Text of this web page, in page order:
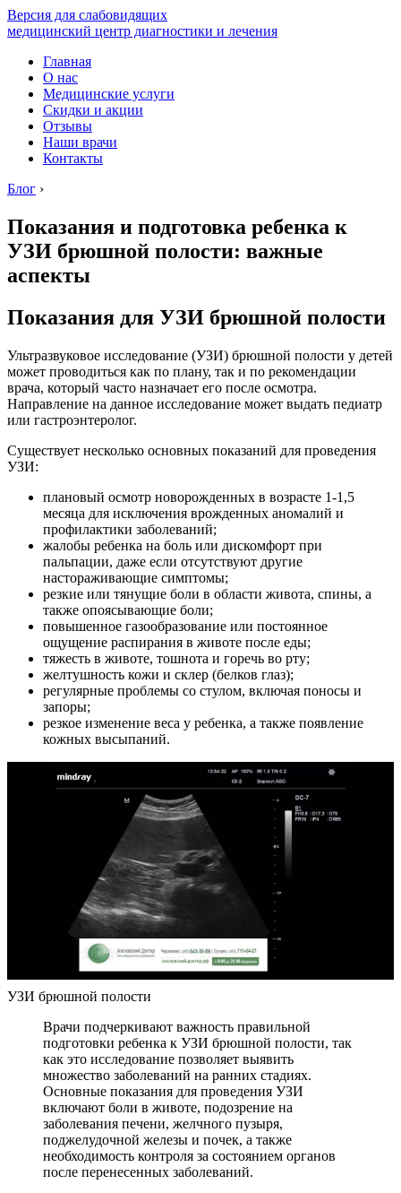
Версия для слабовидящих
медицинский центр диагностики и лечения
Главная
О нас
Медицинские услуги
Скидки и акции
Отзывы
Наши врачи
Контакты
Блог ›
Показания и подготовка ребенка к
УЗИ брюшной полости: важные
аспекты
Показания для УЗИ брюшной полости
Ультразвуковое исследование (УЗИ) брюшной полости у детей
может проводиться как по плану, так и по рекомендации
врача, который часто назначает его после осмотра.
Направление на данное исследование может выдать педиатр
или гастроэнтеролог.
Существует несколько основных показаний для проведения
УЗИ:
плановый осмотр новорожденных в возрасте 1-1,5
месяца для исключения врожденных аномалий и
профилактики заболеваний;
жалобы ребенка на боль или дискомфорт при
пальпации, даже если отсутствуют другие
настораживающие симптомы;
резкие или тянущие боли в области живота, спины, а
также опоясывающие боли;
повышенное газообразование или постоянное
ощущение распирания в животе после еды;
тяжесть в животе, тошнота и горечь во рту;
желтушность кожи и склер (белков глаз);
регулярные проблемы со стулом, включая поносы и
запоры;
резкое изменение веса у ребенка, а также появление
кожных высыпаний.
УЗИ брюшной полости
Врачи подчеркивают важность правильной
подготовки ребенка к УЗИ брюшной полости, так
как это исследование позволяет выявить
множество заболеваний на ранних стадиях.
Основные показания для проведения УЗИ
включают боли в животе, подозрение на
заболевания печени, желчного пузыря,
поджелудочной железы и почек, а также
необходимость контроля за состоянием органов
после перенесенных заболеваний.